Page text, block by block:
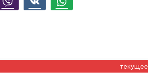
Viber Whatsapp
текущее